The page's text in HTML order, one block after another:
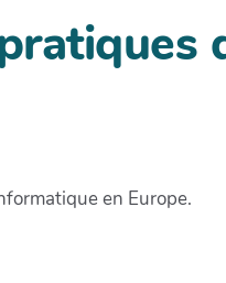
en Europe.